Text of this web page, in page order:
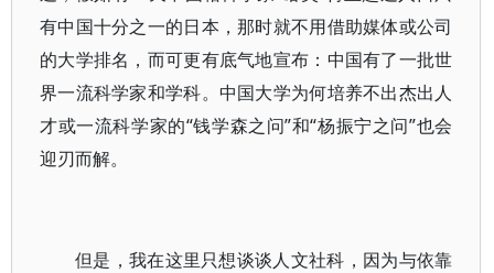
有中国十分之一的日本，那时就不用借助媒体或公司
的大学排名，而可更有底气地宣布：中国有了一批世
界一流科学家和学科。中国大学为何培养不出杰出人
才或一流科学家的“钱学森之问”和“杨振宁之问”也会
迎刃而解。
但是，我在这里只想谈谈人文社科，因为与依靠